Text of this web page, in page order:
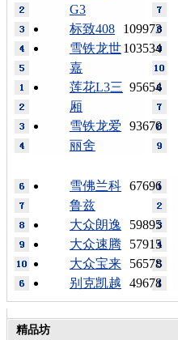
G3
109973
标致408
103534
雪铁龙世
嘉
95654
莲花L3三
厢
93670
雪铁龙爱
丽舍
67696
雪佛兰科
鲁兹
59895
大众朗逸
57915
大众速腾
56578
大众宝来
49678
别克凯越
精品坊